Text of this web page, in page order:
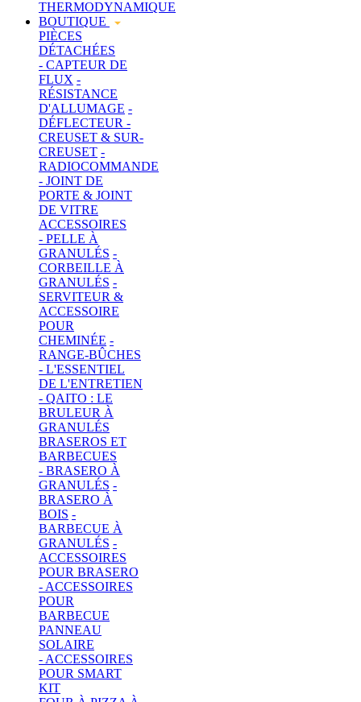
THERMODYNAMIQUE
BOUTIQUE
PIÈCES
DÉTACHÉES
- CAPTEUR DE
FLUX -
RÉSISTANCE
D'ALLUMAGE -
DÉFLECTEUR -
CREUSET & SUR-
CREUSET -
RADIOCOMMANDE
- JOINT DE
PORTE & JOINT
DE VITRE
ACCESSOIRES
- PELLE À
GRANULÉS -
CORBEILLE À
GRANULÉS -
SERVITEUR &
ACCESSOIRE
POUR
CHEMINÉE -
RANGE-BÛCHES
- L'ESSENTIEL
DE L'ENTRETIEN
- QAITO : LE
BRULEUR À
GRANULÉS
BRASEROS ET
BARBECUES
- BRASERO À
GRANULÉS -
BRASERO À
BOIS -
BARBECUE À
GRANULÉS -
ACCESSOIRES
POUR BRASERO
- ACCESSOIRES
POUR
BARBECUE
PANNEAU
SOLAIRE
- ACCESSOIRES
POUR SMART
KIT